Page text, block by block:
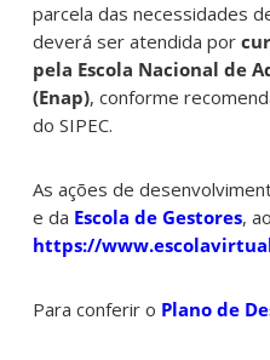
parcela das necessidades
deverá ser atendida por
pela Escola Nacional de
(Enap), conforme
do SIPEC.
As ações de
e da Escola de Gestores,
https://
Para conferir o Plano de